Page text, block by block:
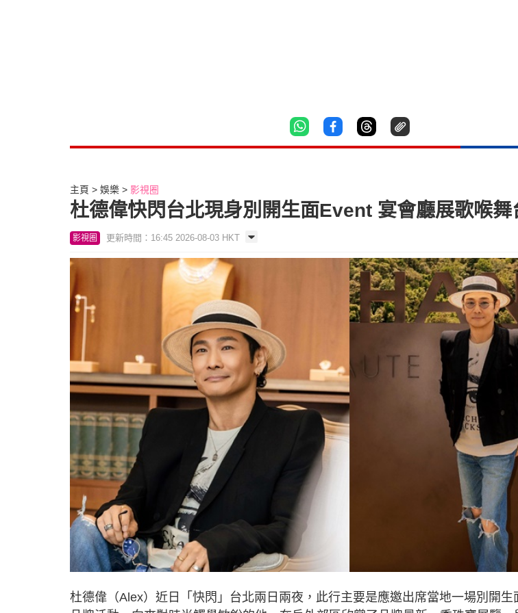
主頁 娛樂 影視圈
杜德偉快閃台北現身別開生面Event 宴會廳展歌喉舞
影視圈 更新時間：16:45 2026-08-03 HKT
杜德偉（Alex）近日「快閃」台北兩日兩夜，此行主要是應邀出席當地一場別開生